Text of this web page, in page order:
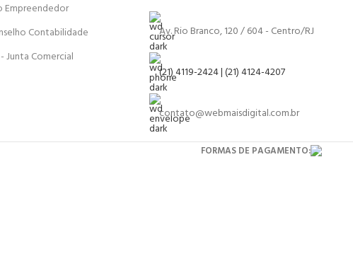
Empreendedor
Contabilidade
- Junta Comercial
Av. Rio Branco, 120 / 604 - Centro/RJ
(21) 4119-2424 | (21) 4124-4207
contato@webmaisdigital.com.br
FORMAS DE PAGAMENTO: